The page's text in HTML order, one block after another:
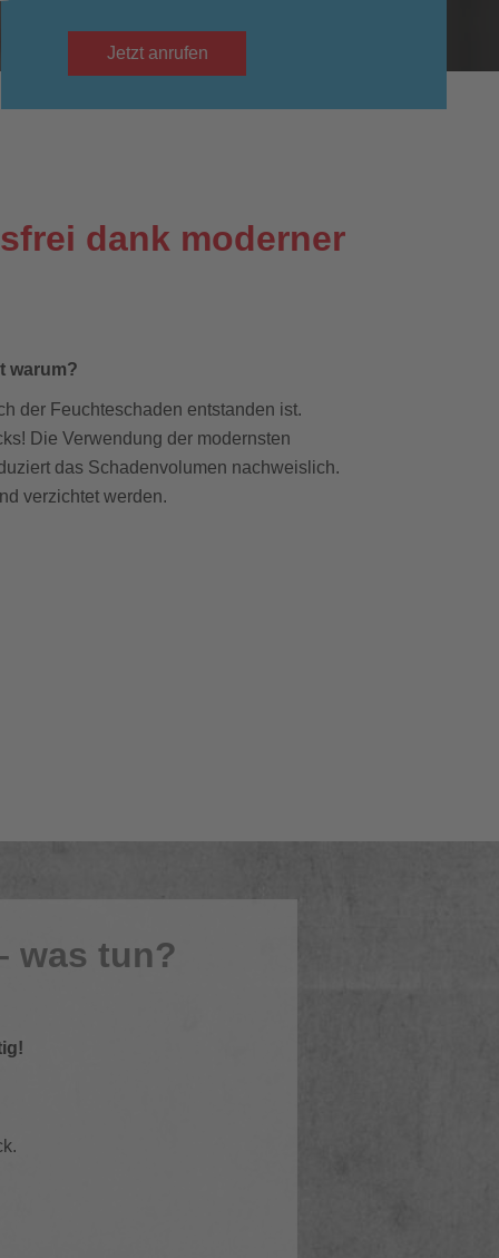
Jetzt anrufen
dank moderner
warum?
der Feuchteschaden entstanden ist.
Die Verwendung der modernsten
das Schadenvolumen nachweislich.
verzichtet werden.
was tun?